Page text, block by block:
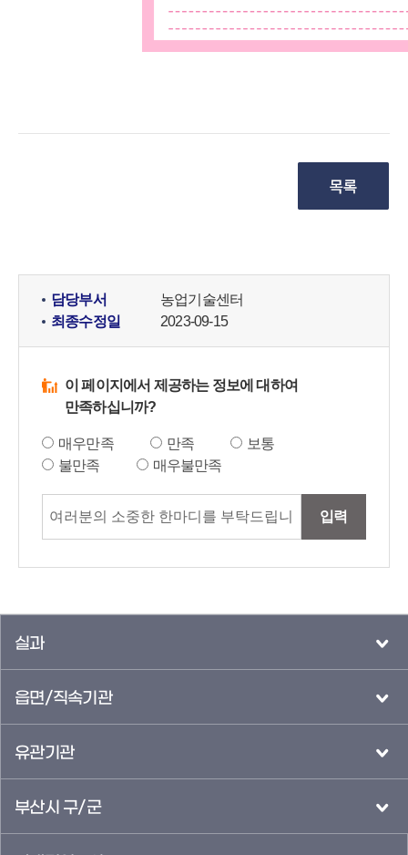
담당부서
농업기술센터
최종수정일
2023-09-15
이 페이지에서 제공하는 정보에 대하여
만족하십니까?
매우만족 만족
보통
불만족
매우불만족
입력
실과
읍면/직속기관
유관기관
부산시 구/군